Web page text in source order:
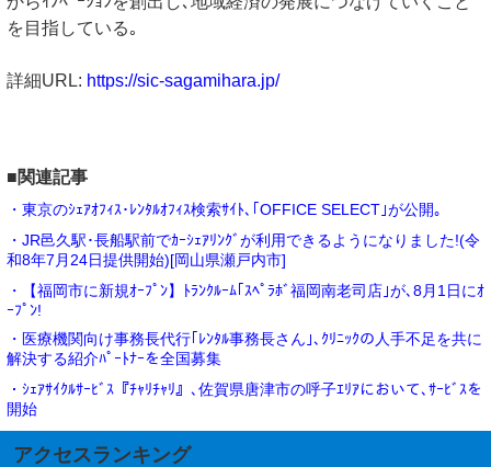
を目指している｡
詳細URL: https://sic-sagamihara.jp/
■関連記事
・東京のｼｪｱｵﾌｨｽ･ﾚﾝﾀﾙｵﾌｨｽ検索ｻｲﾄ､｢OFFICE SELECT｣が公開｡
・JR邑久駅･長船駅前でｶｰｼｪｱﾘﾝｸﾞが利用できるようになりました!(令
和8年7月24日提供開始)[岡山県瀬戸内市]
・【福岡市に新規ｵｰﾌﾟﾝ】ﾄﾗﾝｸﾙｰﾑ｢ｽﾍﾟﾗﾎﾞ福岡南老司店｣が､8月1日にｵ
ｰﾌﾟﾝ!
・医療機関向け事務長代行｢ﾚﾝﾀﾙ事務長さん｣､ｸﾘﾆｯｸの人手不足を共に
解決する紹介ﾊﾟｰﾄﾅｰを全国募集
・ｼｪｱｻｲｸﾙｻｰﾋﾞｽ『ﾁｬﾘﾁｬﾘ』､佐賀県唐津市の呼子ｴﾘｱにおいて､ｻｰﾋﾞｽを
開始
アクセスランキング